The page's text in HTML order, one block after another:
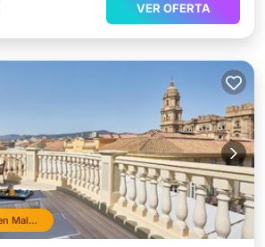
VER OFERTA
En el 10% superior en Malaga Historic Centre